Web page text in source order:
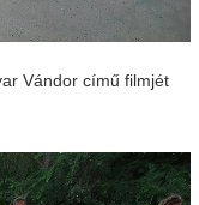
Vándor című filmjét